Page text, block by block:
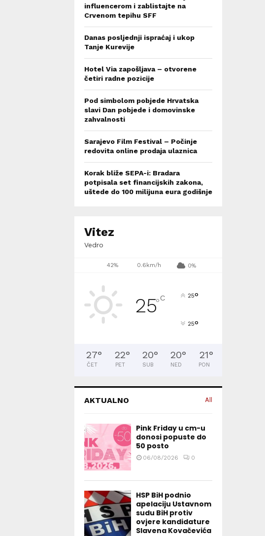
influencerom i zablistajte na
Crvenom tepihu SFF
Danas posljednji ispraćaj i ukop
Tanje Kurevije
Hotel Via zapošljava – otvorene
četiri radne pozicije
Pod simbolom pobjede Hrvatska
slavi Dan pobjede i domovinske
zahvalnosti
Sarajevo Film Festival – Počinje
redovita online prodaja ulaznica
Korak bliže SEPA-i: Bradara
potpisala set financijskih zakona,
uštede do 100 milijuna eura godišnje
Vitez
Vedro
42% 0.6km/h 0%
25°C 25°
25°
27°
ČET
22°
PET
20°
SUB
20°
NED
21°
PON
AKTUALNO All
Pink Friday u cm-u
donosi popuste do
50 posto
06/08/2026 0
HSP BiH podnio
apelaciju Ustavnom
sudu BiH protiv
ovjere kandidature
Slavena Kovačevića